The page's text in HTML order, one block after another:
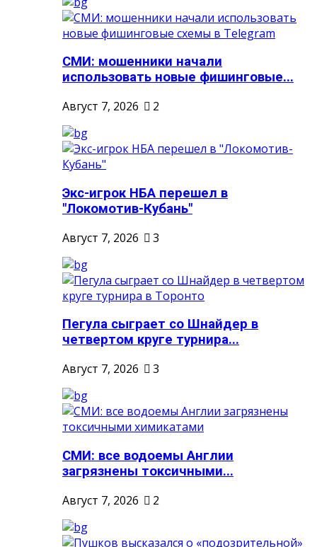
СМИ: мошенники начали
использовать новые фишинговые...
Август 7, 2026
2
Экс-игрок НБА перешел в
"Локомотив-Кубань"
Август 7, 2026
3
Пегула сыграет со Шнайдер в
четвертом круге турнира...
Август 7, 2026
3
СМИ: все водоемы Англии
загрязнены токсичными...
Август 7, 2026
2